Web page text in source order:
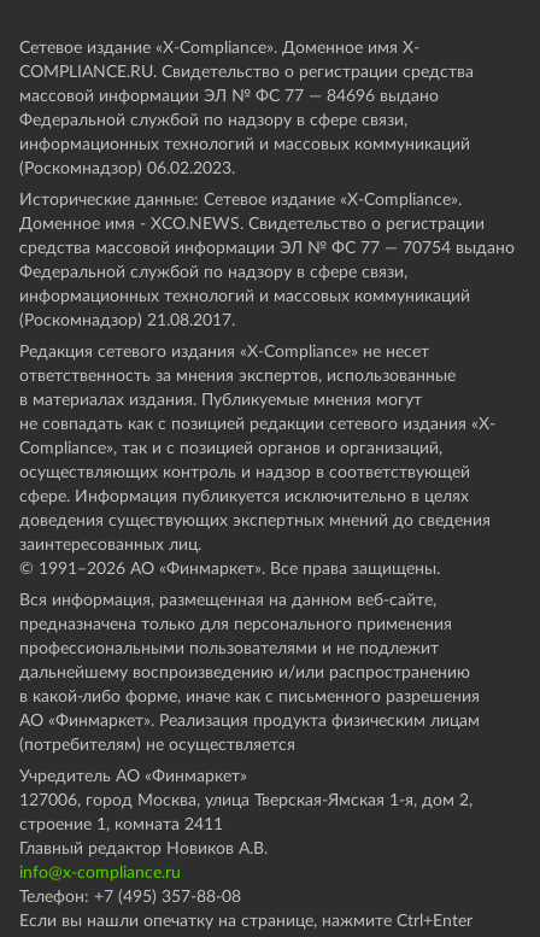
Сетевое издание «Х-Compliance». Доменное имя X-
COMPLIANCE.RU. Свидетельство о регистрации средства
массовой информации ЭЛ № ФС 77 — 84696 выдано
Федеральной службой по надзору в сфере связи,
информационных технологий и массовых коммуникаций
(Роскомнадзор) 06.02.2023.
Исторические данные: Сетевое издание «Х-Compliance».
Доменное имя - XCO.NEWS. Свидетельство о регистрации
средства массовой информации ЭЛ № ФС 77 — 70754 выдано
Федеральной службой по надзору в сфере связи,
информационных технологий и массовых коммуникаций
(Роскомнадзор) 21.08.2017.
Редакция сетевого издания «X-Compliance» не несет
ответственность за мнения экспертов, использованные
в материалах издания. Публикуемые мнения могут
не совпадать как с позицией редакции сетевого издания «X-
Compliance», так и с позицией органов и организаций,
осуществляющих контроль и надзор в соответствующей
сфере. Информация публикуется исключительно в целях
доведения существующих экспертных мнений до сведения
заинтересованных лиц.
© 1991–2026 АО «Финмаркет». Все права защищены.
Вся информация, размещенная на данном веб-сайте,
предназначена только для персонального применения
профессиональными пользователями и не подлежит
дальнейшему воспроизведению и/или распространению
в какой-либо форме, иначе как с письменного разрешения
АО «Финмаркет». Реализация продукта физическим лицам
(потребителям) не осуществляется
Учредитель АО «Финмаркет»
127006, город Москва, улица Тверская-Ямская 1-я, дом 2,
строение 1, комната 2411
Главный редактор Новиков А.В.
info@x-compliance.ru
Телефон: +7 (495) 357-88-08
Если вы нашли опечатку на странице, нажмите Ctrl+Enter